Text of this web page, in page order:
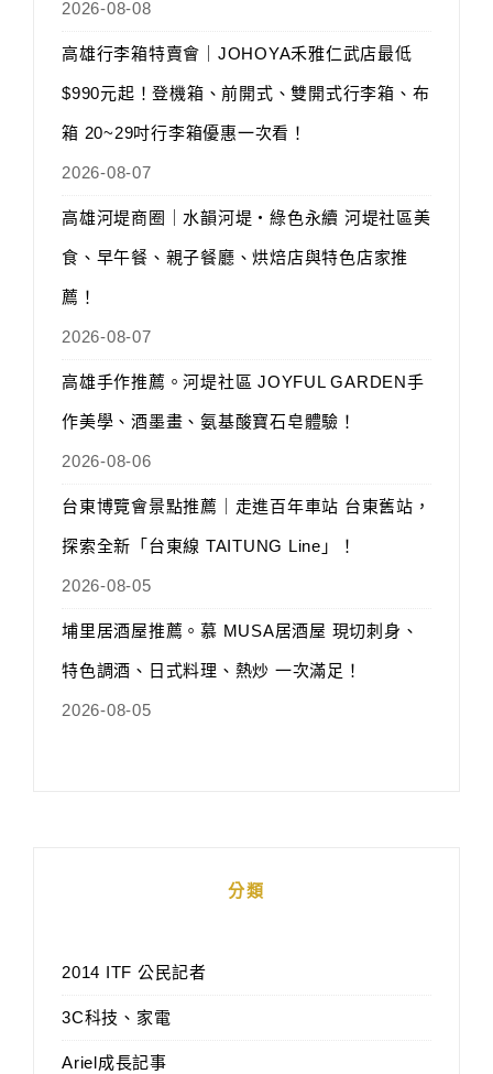
2026-08-08
高雄行李箱特賣會｜JOHOYA禾雅仁武店最低
$990元起！登機箱、前開式、雙開式行李箱、布
箱 20~29吋行李箱優惠一次看！
2026-08-07
高雄河堤商圈｜水韻河堤‧綠色永續 河堤社區美
食、早午餐、親子餐廳、烘焙店與特色店家推
薦！
2026-08-07
高雄手作推薦。河堤社區 JOYFUL GARDEN手
作美學、酒墨畫、氨基酸寶石皂體驗！
2026-08-06
台東博覽會景點推薦｜走進百年車站 台東舊站，
探索全新「台東線 TAITUNG Line」！
2026-08-05
埔里居酒屋推薦。慕 MUSA居酒屋 現切刺身、
特色調酒、日式料理、熱炒 一次滿足！
2026-08-05
分類
2014 ITF 公民記者
3C科技、家電
Ariel成長記事